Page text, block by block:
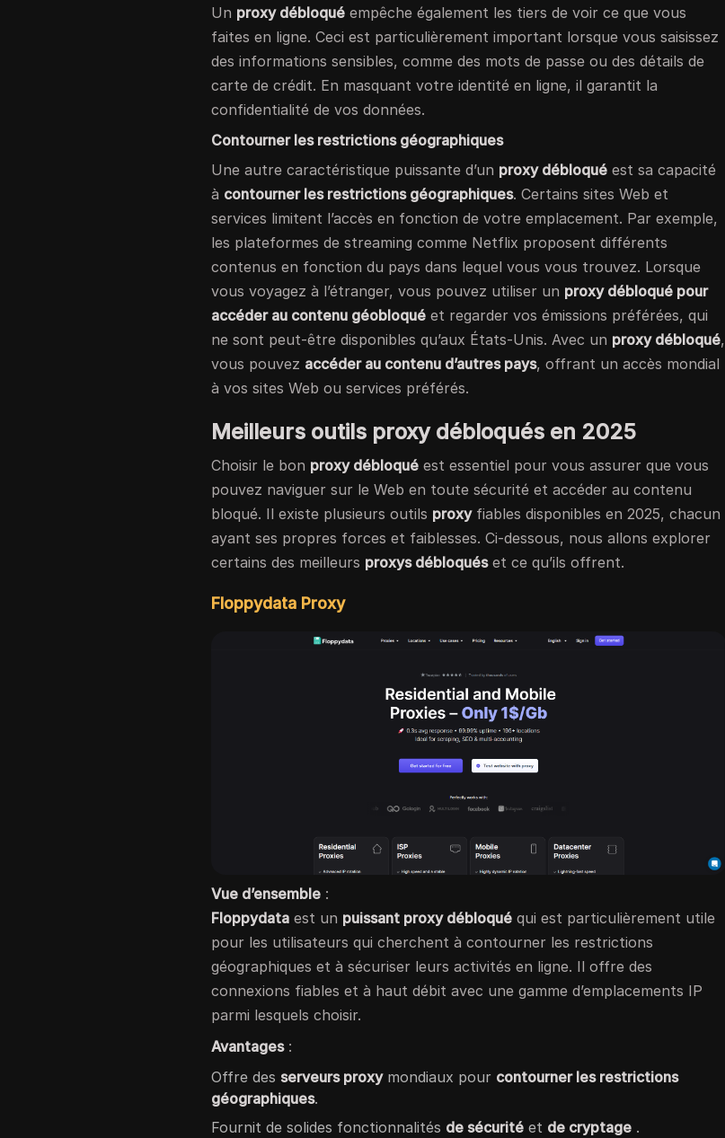
Un proxy débloqué empêche également les tiers de voir ce que vous
faites en ligne. Ceci est particulièrement important lorsque vous saisissez
des informations sensibles, comme des mots de passe ou des détails de
carte de crédit. En masquant votre identité en ligne, il garantit la
confidentialité de vos données.
Contourner les restrictions géographiques
Une autre caractéristique puissante d’un proxy débloqué est sa capacité
à contourner les restrictions géographiques. Certains sites Web et
services limitent l’accès en fonction de votre emplacement. Par exemple,
les plateformes de streaming comme Netflix proposent différents
contenus en fonction du pays dans lequel vous vous trouvez. Lorsque
vous voyagez à l’étranger, vous pouvez utiliser un proxy débloqué pour
accéder au contenu géobloqué et regarder vos émissions préférées, qui
ne sont peut-être disponibles qu’aux États-Unis. Avec un proxy débloqué,
vous pouvez accéder au contenu d’autres pays, offrant un accès mondial
à vos sites Web ou services préférés.
Meilleurs outils proxy débloqués en 2025
Choisir le bon proxy débloqué est essentiel pour vous assurer que vous
pouvez naviguer sur le Web en toute sécurité et accéder au contenu
bloqué. Il existe plusieurs outils proxyfiables disponibles en 2025, chacun
ayant ses propres forces et faiblesses. Ci-dessous, nous allons explorer
certains des meilleurs proxys débloquéset ce qu’ils offrent.
Floppydata Proxy
Vue d’ensemble :
Floppydata est un puissant proxy débloqué qui est particulièrement utile
pour les utilisateurs qui cherchent à contourner les restrictions
géographiques et à sécuriser leurs activités en ligne. Il offre des
connexions fiables et à haut débit avec une gamme d’emplacements IP
parmi lesquels choisir.
Avantages:
Offre desserveurs proxymondiaux pour contourner les restrictions
géographiques.
Fournit de solides fonctionnalités de sécurité et de cryptage .